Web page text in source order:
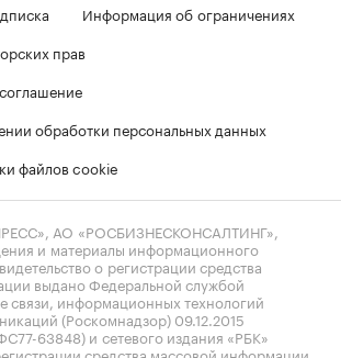
Информация об ограничениях
прав
обработки персональных данных
файлов cookie
АО «РОСБИЗНЕСКОНСАЛТИНГ»,
и материалы информационного
о регистрации средства
выдано Федеральной службой
связи, информационных технологий
(Роскомнадзор) 09.12.2015
63848) и сетевого издания «РБК»
средства массовой информации